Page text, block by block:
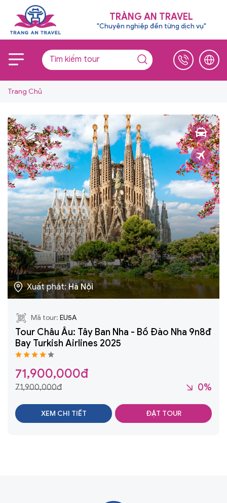
TRÀNG AN TRAVEL
"Chuyên nghiệp đến từng dịch vụ"
Trang Chủ
Xuất phát: Hà Nội
Mã tour: EU5A
Tour Châu Âu: Tây Ban Nha - Bồ Đào Nha 9n8đ
Bay Turkish Airlines 2025
71,900,000đ
71,900,000đ 0%
XEM CHI TIẾT ĐẶT TOUR